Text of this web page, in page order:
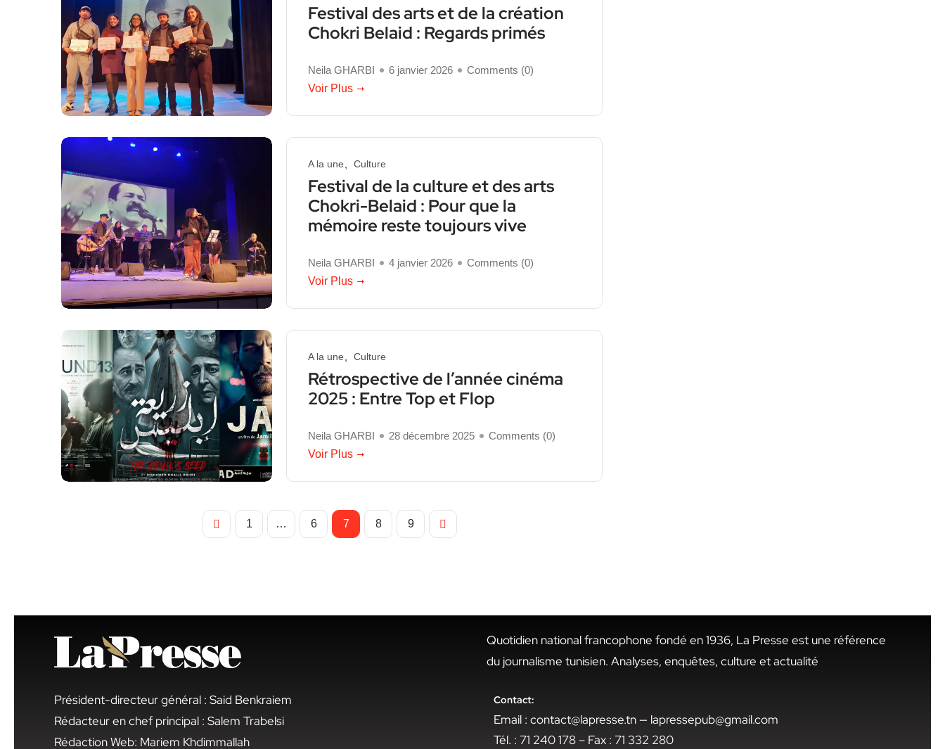
Festival des arts et de la création
Chokri Belaid : Regards primés
Neila GHARBI 6 janvier 2026 Comments (0)
Voir Plus
A la une Culture
Festival de la culture et des arts
Chokri-Belaid : Pour que la
mémoire reste toujours vive
Neila GHARBI 4 janvier 2026 Comments (0)
Voir Plus
A la une Culture
Rétrospective de l’année cinéma
2025 : Entre Top et Flop
Neila GHARBI 28 décembre 2025 Comments (0)
Voir Plus
1 … 6 7 8 9
Président-directeur général : Said Benkraiem
Rédacteur en chef principal : Salem Trabelsi
Rédaction Web: Mariem Khdimmallah
Quotidien national francophone fondé en 1936, La Presse est une référence
du journalisme tunisien. Analyses, enquêtes, culture et actualité
Contact:
Email : contact@lapresse.tn — lapressepub@gmail.com
Tél. : 71 240 178 – Fax : 71 332 280